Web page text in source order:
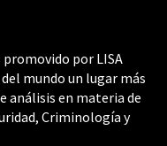
promovido por LISA
mundo un lugar más
análisis en materia de
Criminología y